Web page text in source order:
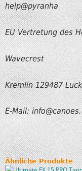
help@pyranha
EU Vertretung des
Wavecrest
Kremlin 129487
E-Mail: info
Ähnliche Produkte